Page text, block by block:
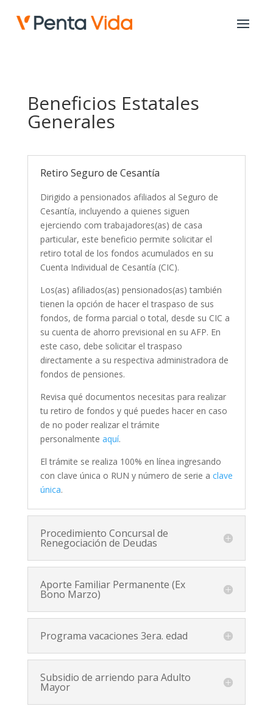
Beneficios Estatales
Generales
Retiro Seguro de Cesantía
Dirigido a pensionados afiliados al Seguro de
Cesantía, incluyendo a quienes siguen
ejerciendo com trabajadores(as) de casa
particular, este beneficio permite solicitar el
retiro total de los fondos acumulados en su
Cuenta Individual de Cesantía (CIC).
Los(as) afiliados(as) pensionados(as) también
tienen la opción de hacer el traspaso de sus
fondos, de forma parcial o total, desde su CIC a
su cuenta de ahorro previsional en su AFP. En
este caso, debe solicitar el traspaso
directamente a su respectiva administradora de
fondos de pensiones.
Revisa qué documentos necesitas para realizar
tu retiro de fondos y qué puedes hacer en caso
de no poder realizar el trámite
personalmente aquí.
El trámite se realiza 100% en línea ingresando
con clave única o RUN y número de serie a clave
única.
Procedimiento Concursal de
Renegociación de Deudas
Aporte Familiar Permanente (Ex
Bono Marzo)
Programa vacaciones 3era. edad
Subsidio de arriendo para Adulto
Mayor